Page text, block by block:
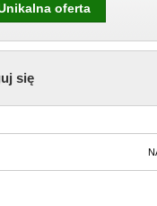
oferta
się